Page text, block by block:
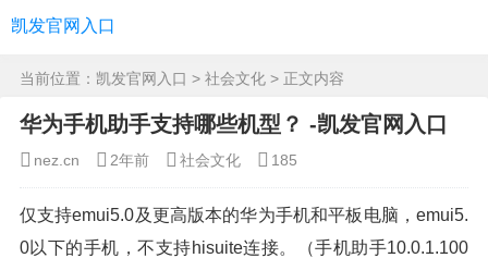
凯发官网入口
当前位置： 凯发官网入口 > 社会文化 > 正文内容
华为手机助手支持哪些机型？ -凯发官网入口
nez.cn 2年前 社会文化 185
仅支持emui5.0及更高版本的华为手机和平板电脑，emui5.
0以下的手机，不支持hisuite连接。（手机助手10.0.1.100